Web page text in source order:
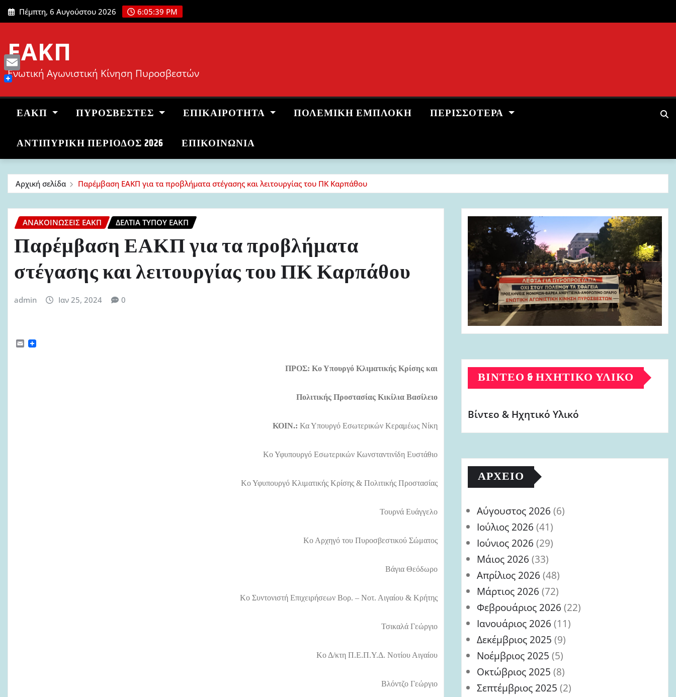
Μετάβαση
στο
Πέμπτη, 6 Αυγούστου 2026 6:05:40 PM
ΕΑΚΠ
Ενωτική Αγωνιστική Κίνηση Πυροσβεστών
ΕΑΚΠ ΠΥΡΟΣΒΈΣΤΕΣ ΕΠΙΚΑΙΡΌΤΗΤΑ ΠΟΛΕΜΙΚΉ ΕΜΠΛΟΚΉ ΠΕΡΙΣΣΌΤΕΡΑ
ΑΝΤΙΠΥΡΙΚΉ ΠΕΡΊΟΔΟΣ 2026 ΕΠΙΚΟΙΝΩΝΙΑ
Αρχική σελίδα Παρέμβαση ΕΑΚΠ για τα προβλήματα στέγασης και λειτουργίας του ΠΚ Καρπάθου
ΑΝΑΚΟΙΝΏΣΕΙΣ ΕΑΚΠ ΔΕΛΤΊΑ ΤΎΠΟΥ ΕΑΚΠ
Παρέμβαση ΕΑΚΠ για τα προβλήματα
στέγασης και λειτουργίας του ΠΚ Καρπάθου
admin Ιαν 25, 2024 0
E
ΠΡΟΣ: Κο Υπουργό Κλιματικής Κρίσης και
Πολιτικής Προστασίας Κικίλια Βασίλειο
ΚΟΙΝ.: Κα Υπουργό Εσωτερικών Κεραμέως Νίκη
Κο Υφυπουργό Εσωτερικών Κωνσταντινίδη Ευστάθιο
Κο Υφυπουργό Κλιματικής Κρίσης & Πολιτικής Προστασίας
Τουρνά Ευάγγελο
Κο Αρχηγό του Πυροσβεστικού Σώματος
Βάγια Θεόδωρο
Κο Συντονιστή Επιχειρήσεων Βορ. – Νοτ. Αιγαίου & Κρήτης
Τσικαλά Γεώργιο
Κο Δ/κτη Π.Ε.Π.Υ.Δ. Νοτίου Αιγαίου
Βλόντζο Γεώργιο
ΒΊΝΤΕΟ & ΗΧΗΤΙΚΌ ΥΛΙΚΌ
Βίντεο & Ηχητικό Υλικό
ΑΡΧΕΊΟ
Αύγουστος 2026 (6)
Ιούλιος 2026 (41)
Ιούνιος 2026 (29)
Μάιος 2026 (33)
Απρίλιος 2026 (48)
Μάρτιος 2026 (72)
Φεβρουάριος 2026 (22)
Ιανουάριος 2026 (11)
Δεκέμβριος 2025 (9)
Νοέμβριος 2025 (5)
Οκτώβριος 2025 (8)
Σεπτέμβριος 2025 (2)
Email